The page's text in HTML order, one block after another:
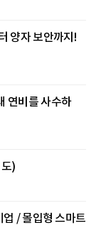
양자 보안까지!
연비를 사수하
)
/ 몰입형 스마트